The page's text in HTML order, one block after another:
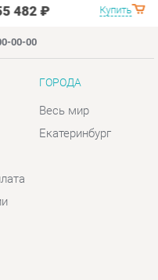
Екатеринбург